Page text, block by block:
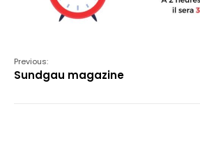
Previous:
Sundgau magazine